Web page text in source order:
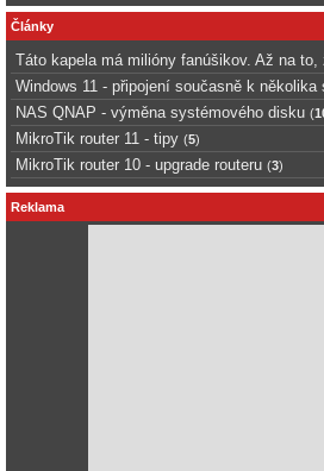
Články
Táto kapela má milióny fanúšikov. Až na to,
Windows 11 - připojení současně k několika
NAS QNAP - výměna systémového disku (
MikroTik router 11 - tipy (5)
MikroTik router 10 - upgrade routeru (3)
Reklama